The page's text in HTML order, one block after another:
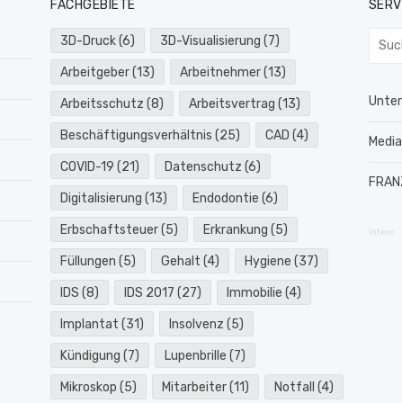
FACHGEBIETE
3D-Druck(6) 3D-Visualisierung (7)
Arbeitgeber(13) Arbeitnehmer(13)
Arbeitsschutz (8) Arbeitsvertrag (13)
Beschäftigungsverhältnis (25) CAD (4)
COVID-19 (21) Datenschutz (6)
Digitalisierung (13) Endodontie (6)
Erbschaftsteuer(5) Erkrankung (5)
Füllungen (5) Gehalt (4) Hygiene (37)
IDS (8) IDS 2017 (27) Immobilie (4)
Implantat (31) Insolvenz (5)
Kündigung (7) Lupenbrille (7)
Mikroskop (5) Mitarbeiter(11) Notfall (4)
intern